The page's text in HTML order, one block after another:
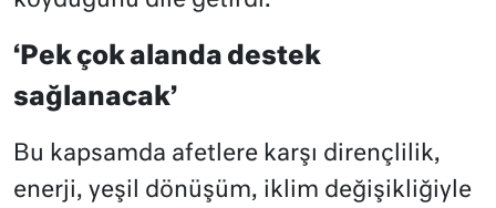
‘Pek çok alanda destek
sağlanacak’
Bu kapsamda afetlere karşı dirençlilik,
enerji, yeşil dönüşüm, iklim değişikliğiyle